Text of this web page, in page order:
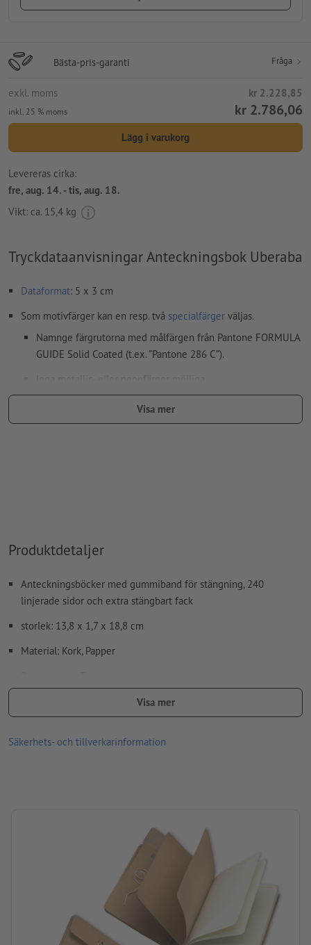
Bästa-pris-garanti Fråga
exkl. moms kr 2.228,85
inkl. 25 % moms kr 2.786,06
Lägg i varukorg
Levereras cirka:
fre, aug. 14. - tis, aug. 18.
Vikt: ca. 15,4 kg
Tryckdataanvisningar Anteckningsbok Uberaba
Dataformat: 5 x 3 cm
Som motivfärger kan en resp. två specialfärger väljas.
Namnge färgrutorna med målfärgen från Pantone FORMULA
GUIDE Solid Coated (t.ex. ”Pantone 286 C”).
Inga metallic- eller neonfärger möjliga.
Guld (Pantone 871 C) och silver (Pantone 877 C) är möjliga
som tryckfärger. Namnge därför den upplagda fulltonsfärgen
vårt hjälpcenter.
Hur skapar jag utskriftsdata korrekt?
Visa mer
Produktdetaljer
Anteckningsböcker med gummiband för stängning, 240
linjerade sidor och extra stängbart fack
storlek: 13,8 x 1,7 x 18,8 cm
Material: Kork, Papper
Tryckläge: På den naturfärgade pärmens framsida
Visa mer
Säkerhets- och tillverkarinformation